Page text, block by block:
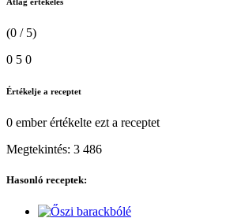
(0 / 5)
0 5 0
Értékelje a receptet
0 emberértékelte ezt a receptet
Megtekintés: 3 486
Hasonló receptek: